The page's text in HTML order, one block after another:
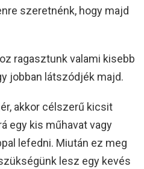
szeretnénk, hogy majd
ragasztunk valami kisebb
jobban látszódjék majd.
akkor célszerű kicsit
egy kis műhavat vagy
lefedni. Miután ez meg
lesz egy kevés